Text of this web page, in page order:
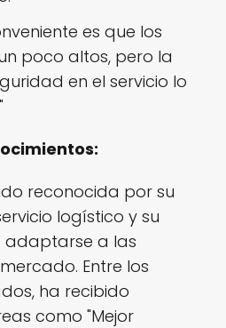
es que los
poco altos, pero la
en el servicio lo
reconocida por su
logístico y su
a las
Entre los
ha recibido
como "Mejor